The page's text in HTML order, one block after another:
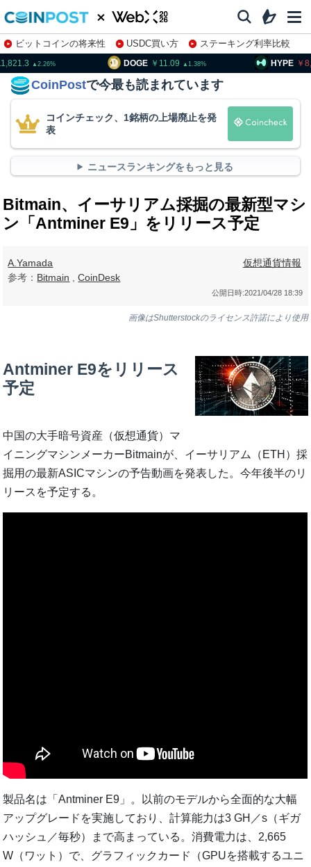
ビットコインの将来性 USDC買い方
ステーキング利率比較
株特集・関連銘柄
2.26 DOGE 11.09 1.38 HYPE
CoinPostで今最も読まれています
コインチェック、1銘柄の上場廃止を発
表
ニュースランキングをもっと見る
Bitmain、イーサリアム採掘の最新型マシ
ン「Antminer E9」をリリース予定
A.Yamada
参考： Bitmain ,CoinDesk
仮想通貨情報
公開日時:2021/04/28 18:39
画像はShutterstockのライセンス許諾により使用
Antminer E9をリリース
予定
中国の大手暗号資産（仮想通貨）マ
イニングマシンメーカーBitmainが、イーサリアム（ETH）採
掘用の最新ASICマシンの予告動画を発表した。今年後半のリ
リースを予定する。
製品名は「Antminer E9」。以前のモデルから全面的な大幅
アップグレードを実施しており、計算能力は3 GH／s（ギガ
ハッシュ／毎秒）まで高まっている。消費電力は、2,665
W（ワット）で、グラフィックカード（GPUを搭載するユニ